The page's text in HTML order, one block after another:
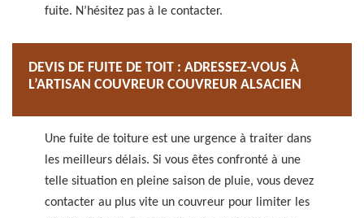
fuite. N’hésitez pas à le contacter.
DEVIS DE FUITE DE TOIT : ADRESSEZ-VOUS À
L’ARTISAN COUVREUR COUVREUR ALSACIEN
Une fuite de toiture est une urgence à traiter dans
les meilleurs délais. Si vous êtes confronté à une
telle situation en pleine saison de pluie, vous devez
contacter au plus vite un couvreur pour limiter les